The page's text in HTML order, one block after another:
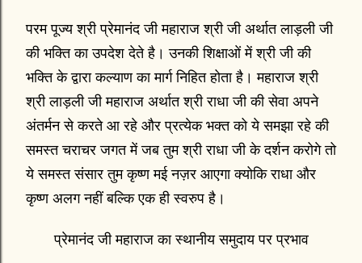
परम पूज्य श्री प्रेमानंद जी महाराज श्री जी अर्थात लाड़ली जी
की भक्ति का उपदेश देते है। उनकी शिक्षाओं में श्री जी की
भक्ति के द्वारा कल्याण का मार्ग निहित होता है। महाराज श्री
श्री लाड़ली जी महाराज अर्थात श्री राधा जी की सेवा अपने
अंतर्मन से करते आ रहे और प्रत्येक भक्त को ये समझा रहे की
समस्त चराचर जगत में जब तुम श्री राधा जी के दर्शन करोगे तो
ये समस्त संसार तुम कृष्ण मई नज़र आएगा क्योकि राधा और
कृष्ण अलग नहीं बल्कि एक ही स्वरुप है।
प्रेमानंद जी महाराज का स्थानीय समुदाय पर प्रभाव